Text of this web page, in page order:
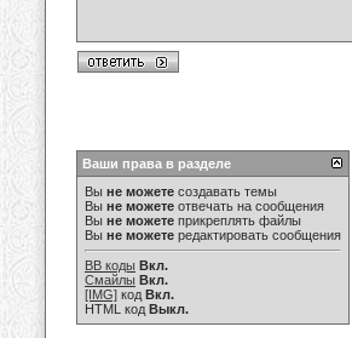
Ваши права в разделе
Вы не можете создавать темы
Вы не можете отвечать на сообщения
Вы не можете прикреплять файлы
Вы не можете редактировать сообщения
BB коды Вкл.
Смайлы Вкл.
[IMG] код Вкл.
HTML код Выкл.